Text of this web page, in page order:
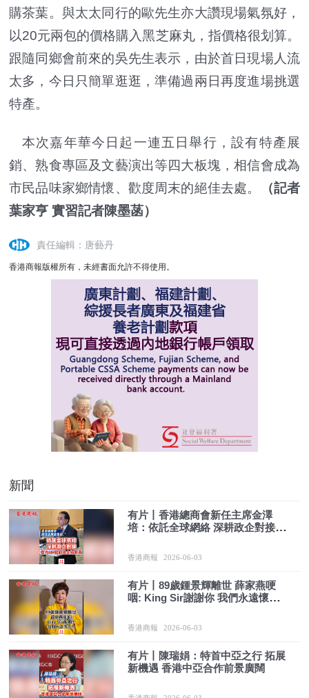
購茶葉。與太太同行的歐先生亦大讚現場氣氛好，
以20元兩包的價格購入黑芝麻丸，指價格很划算。
跟隨同鄉會前來的吳先生表示，由於首日現場人流
太多，今日只簡單逛逛，準備過兩日再度進場挑選
特產。
本次嘉年華今日起一連五日舉行，設有特產展
銷、熟食專區及文藝演出等四大板塊，相信會成為
市民品味家鄉情懷、歡度周末的絕佳去處。
（記者
葉家亨 實習記者陳墨菡）
責任編輯：唐藝丹
香港商報版權所有，未經書面允許不得使用。
新聞
有片丨香港總商會新任主席金澤
培：依託全球網絡 深耕政企對接
香港商報 2026-06-03
有片丨89歲鍾景輝離世 薛家燕哽
咽: King Sir謝謝你 我們永遠懷念
香港商報 2026-06-03
有片丨陳瑞娟：特首中亞之行 拓展
新機遇 香港中亞合作前景廣闊